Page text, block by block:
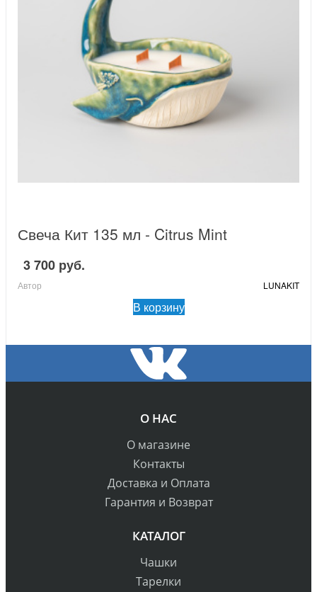
Свеча Кит 135 мл - Citrus Mint
3 700 руб.
Автор LUNAKIT
В корзину
О НАС
О магазине
Контакты
Доставка и Оплата
Гарантия и Возврат
КАТАЛОГ
Чашки
Тарелки